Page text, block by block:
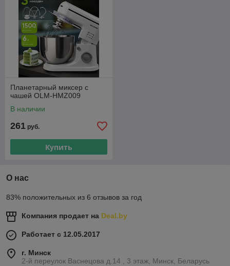
Планетарный миксер с
чашей OLM-HMZ009
В наличии
261 руб.
Купить
О нас
83% положительных из 6 отзывов за год
Компания продает на Deal.by
Работает с 12.05.2017
г. Минск
2-й переулок Васнецова д.14 , 3 этаж, Минск, Беларусь